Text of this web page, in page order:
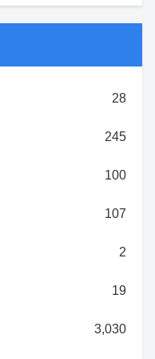
28
245
100
107
2
19
3,030